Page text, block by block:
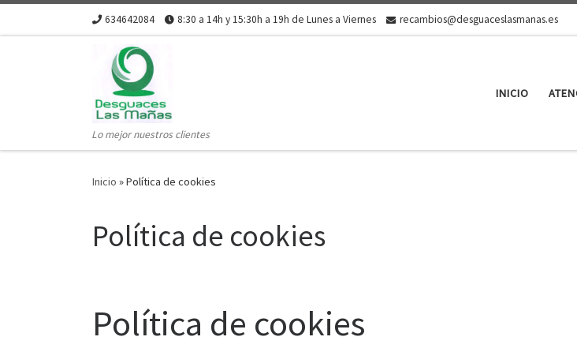
Skip to content 634642084 8:30 a 14h y 15:30h a 19h de Lunes a Viernes recambios@desguaceslasmanas.es
Lo mejor nuestros clientes
INICIO
Inicio »Política de cookies
Política de cookies
Política de cookies